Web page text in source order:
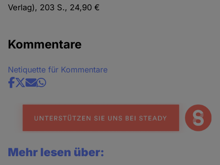
Verlag), 203 S., 24,90 €
Kommentare
Netiquette für Kommentare
Share
news
Mehr lesen über: